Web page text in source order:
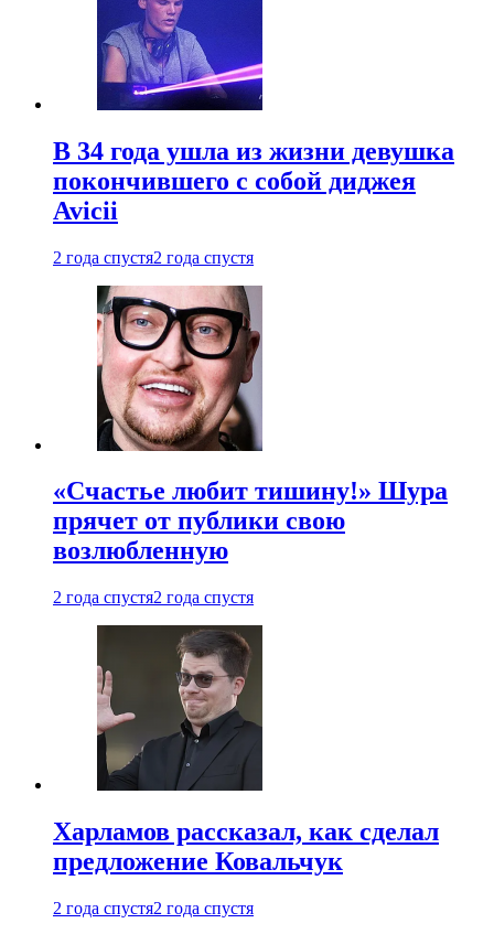
В 34 года ушла из жизни девушка
покончившего с собой диджея
Avicii
2 года спустя2 года спустя
«Счастье любит тишину!» Шура
прячет от публики свою
возлюбленную
2 года спустя2 года спустя
Харламов рассказал, как сделал
предложение Ковальчук
2 года спустя2 года спустя